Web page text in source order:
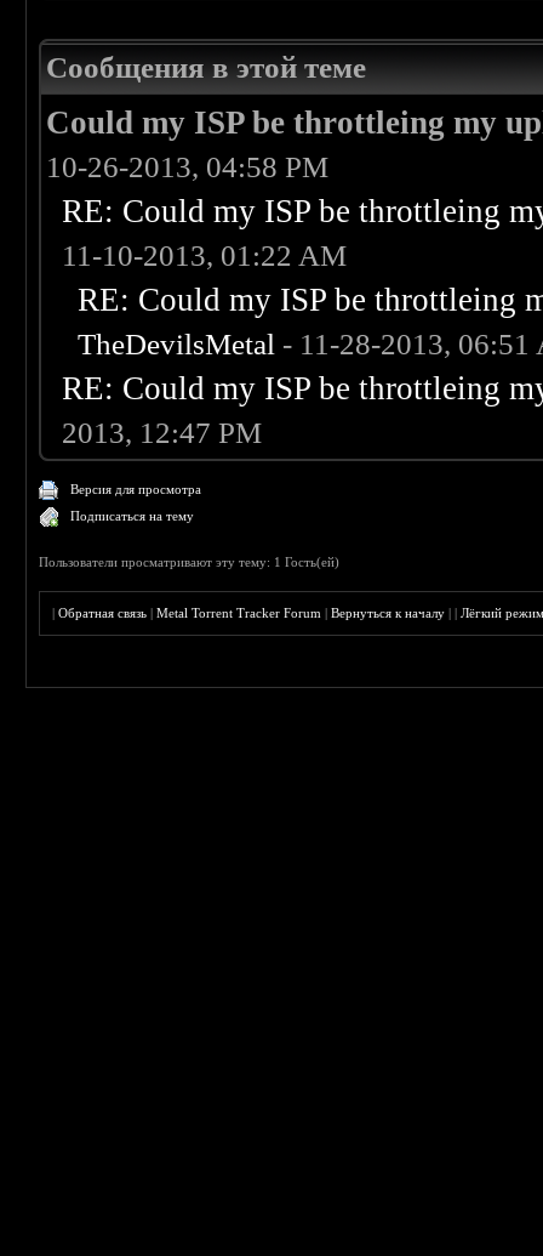
Сообщения в этой теме
Could my ISP be throttleing my
10-26-2013, 04:58 PM
RE: Could my ISP be throttleing
11-10-2013, 01:22 AM
RE: Could my ISP be throttleing
TheDevilsMetal - 11-28-2013, 06:51
RE: Could my ISP be throttleing
2013, 12:47 PM
Версия для просмотра
Подписаться на тему
Пользователи просматривают эту тему: 1 Гость(ей)
|Обратная связь |Metal Torrent Tracker Forum |Вернуться к началу ||Лёгкий